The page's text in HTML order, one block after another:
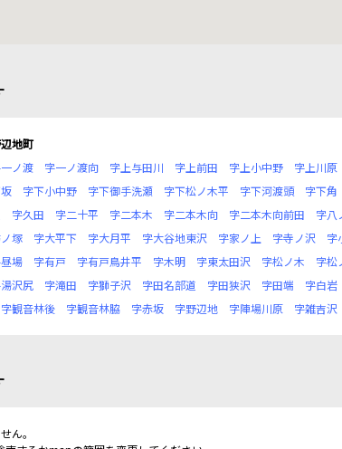
地町
ノ渡 字一ノ渡向 字上与田川 字上前田 字上小中野 字上川原
字下小中野 字下御手洗瀬 字下松ノ木平 字下河渡頭 字下角
字久田 字二十平 字二本木 字二本木向 字二本木向前田 字八
塚 字大平下 字大月平 字大谷地東沢 字家ノ上 字寺ノ沢 字
場 字有戸 字有戸鳥井平 字木明 字東太田沢 字松ノ木 字松
沢尻 字滝田 字獅子沢 字田名部道 字田狭沢 字田端 字白岩
字観音林後 字観音林脇 字赤坂 字野辺地 字陣場川原 字雑吉沢
ん。